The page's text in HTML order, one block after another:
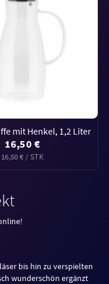
mit Henkel, 1,2 Liter
16,50 €
16,50 € / STK
bis hin zu verspielten
wunderschön ergänzt